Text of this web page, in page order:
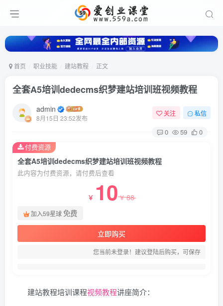
首页 职业技能 建站教程 正文
全套A5培训dedecms织梦建站培训班视频教程
admin
8月15日 23:52发布
关注 私信
0 59 0
全套A5培训dedecms织梦建站培训班视频教程
此内容为付费资源，请付费后查看
￥ 10￥88
加入59星球免费
立即购买
您当前未登录！建议登陆后购买，可保存
付费资源
建站教程培训课程视频教程讲座简介：